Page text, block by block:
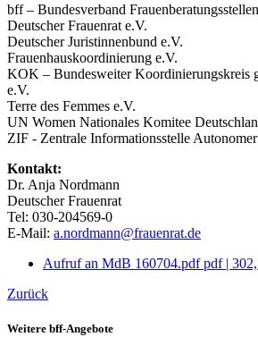
bff – Bundesverband
Deutscher Frauenrat e.V.
Deutscher Juristinnenbund e.V.
Frauenhauskoordinierung e.V.
KOK – Bundesweiter Koordinierungskreis
e.V.
Terre des Femmes e.V.
UN Women Nationales Komitee
ZIF - Zentrale Informationsstelle
Kontakt:
Dr. Anja Nordmann
Deutscher Frauenrat
Tel: 030-204569-0
E-Mail: a.nordmann@frauenrat.de
Aufruf an MdB 160704.pdfpdf|
Zurück
Weitere bff-Angebote